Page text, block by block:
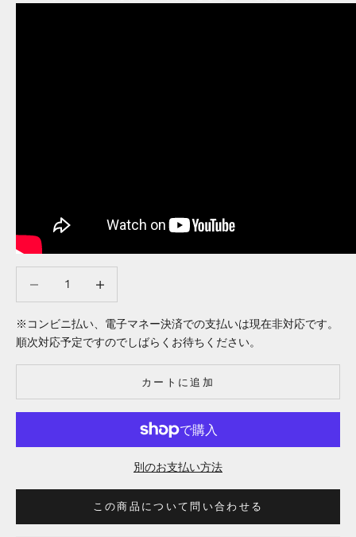
※コンビニ払い、電子マネー決済での支払いは現在非対応です。
順次対応予定ですのでしばらくお待ちください。
カートに追加
別のお支払い方法
この商品について問い合わせる